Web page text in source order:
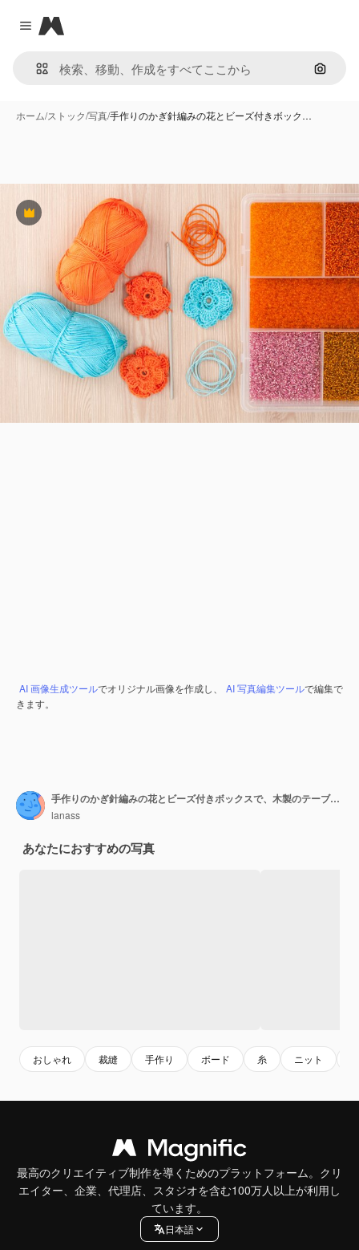
Close menu
Magnific
画像で
ホーム/ストック/写真/手作りのかぎ針編みの花とビーズ付きボック…
Premium
AI 画像生成ツールでオリジナル画像を作成し、 AI 写真編集ツールで編集で
きます。
手作りのかぎ針編みの花とビーズ付きボックスで、木製のテーブルに手作りのジュエリーを作成します。上面図
lanass
あなたにおすすめの写真
おしゃれ 裁縫 手作り ボード 糸 ニット
最高のクリエイティブ制作を導くためのプラットフォーム。クリ
エイター、企業、代理店、スタジオを含む100万人以上が利用し
ています。
日本語